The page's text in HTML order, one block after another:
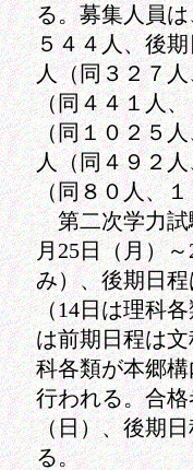
る。募集人員
５４４人、後
人（同３２７
（同４４１人
（同１０２５
人（同４９２
（同８０人、
第二次学力試
月25日（月）
み）、後期日
（14日は理科
は前期日程は
科各類が本郷
行われる。合
（日）、後期
る。